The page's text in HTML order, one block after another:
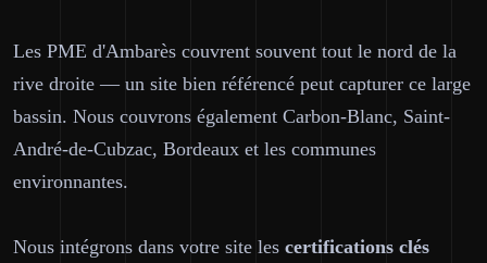
Les PME d'Ambarès couvrent souvent tout le nord de la
rive droite — un site bien référencé peut capturer ce large
bassin. Nous couvrons également Carbon-Blanc, Saint-
André-de-Cubzac, Bordeaux et les communes
environnantes.
Nous intégrons dans votre site les certifications clés